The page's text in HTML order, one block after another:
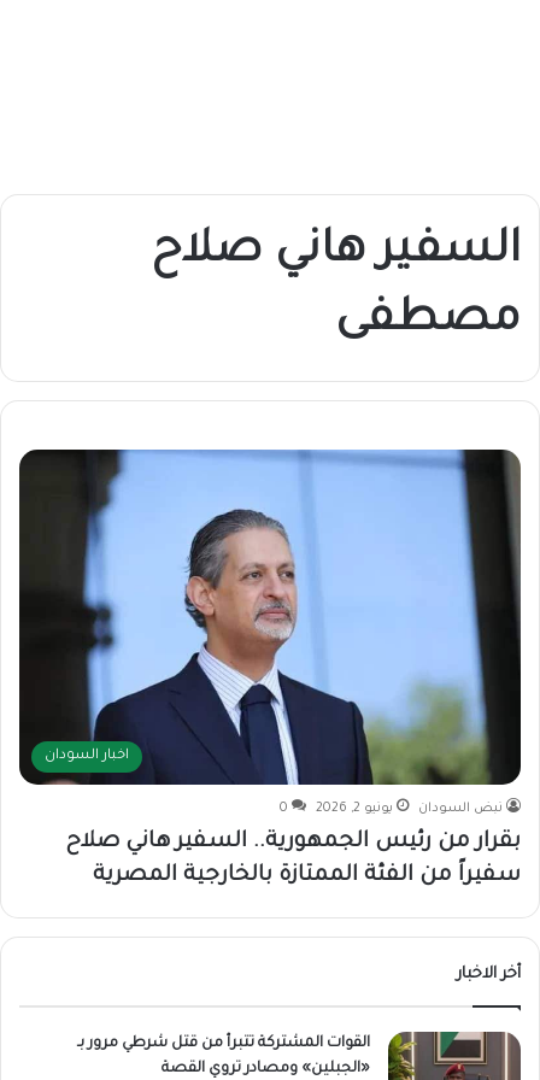
السفير هاني صلاح
مصطفى
اخبار السودان
نبض السودان يونيو 2, 2026 0
بقرار من رئيس الجمهورية.. السفير هاني صلاح
سفيراً من الفئة الممتازة بالخارجية المصرية
أخر الاخبار
القوات المشتركة تتبرأ من قتل شرطي مرور بـ
«الجبلين» ومصادر تروي القصة